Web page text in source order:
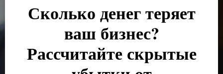
Сколько денег теряет
ваш бизнес?
Рассчитайте скрытые